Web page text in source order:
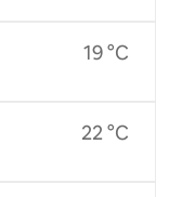
19 °C
22 °C